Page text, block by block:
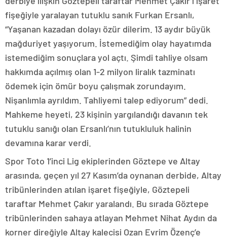
fişeğiyle yaralayan tutuklu sanık Furkan Ersanlı,
“Yaşanan kazadan dolayı özür dilerim. 13 aydır büyük
mağduriyet yaşıyorum. İstemediğim olay hayatımda
istemediğim sonuçlara yol açtı. Şimdi tahliye olsam
hakkımda açılmış olan 1-2 milyon liralık tazminatı
ödemek için ömür boyu çalışmak zorundayım.
Nişanlımla ayrıldım. Tahliyemi talep ediyorum” dedi.
Mahkeme heyeti, 23 kişinin yargılandığı davanın tek
tutuklu sanığı olan Ersanlı’nın tutukluluk halinin
devamına karar verdi.
Spor Toto 1’inci Lig ekiplerinden Göztepe ve Altay
arasında, geçen yıl 27 Kasım’da oynanan derbide, Altay
tribünlerinden atılan işaret fişeğiyle, Göztepeli
taraftar Mehmet Çakır yaralandı. Bu sırada Göztepe
tribünlerinden sahaya atlayan Mehmet Nihat Aydın da
korner direğiyle Altay kalecisi Ozan Evrim Özenç’e